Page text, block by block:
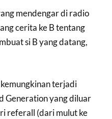
mendengar di radio
cerita ke B tentang
si B yang datang,
kemungkinan terjadi
Generation yang diluar
referall (dari mulut ke